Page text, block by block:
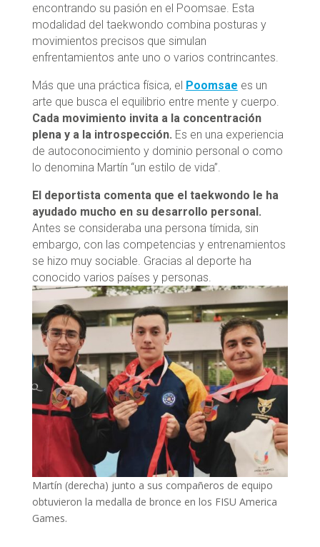
encontrando su pasión en el Poomsae. Esta
modalidad del taekwondo combina posturas y
movimientos precisos que simulan
enfrentamientos ante uno o varios contrincantes.
Más que una práctica física, el Poomsae es un
arte que busca el equilibrio entre mente y cuerpo.
Cada movimiento invita a la concentración
plena y a la introspección. Es en una experiencia
de autoconocimiento y dominio personal o como
lo denomina Martín “un estilo de vida”.
El deportista comenta que el taekwondo le ha
ayudado mucho en su desarrollo personal.
Antes se consideraba una persona tímida, sin
embargo, con las competencias y entrenamientos
se hizo muy sociable. Gracias al deporte ha
conocido varios países y personas.
Martín (derecha) junto a sus compañeros de equipo
obtuvieron la medalla de bronce en los FISU America
Games.